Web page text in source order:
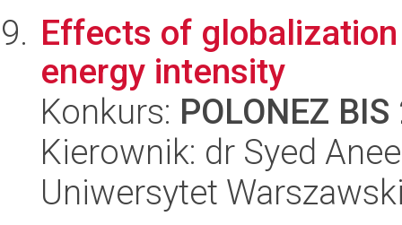
Effects of
energy intensity
Konkurs: POLONEZ BIS
Kierownik: dr Syed
Uniwersytet